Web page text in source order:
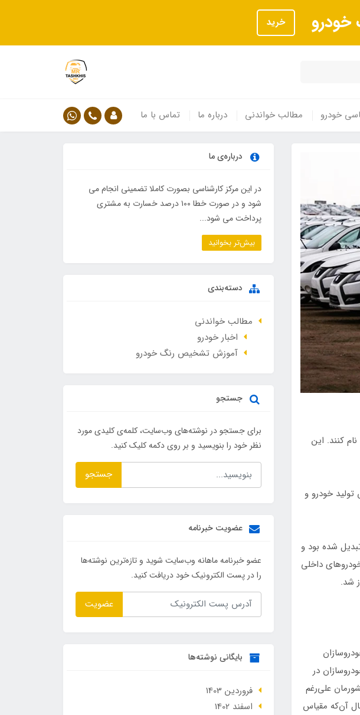
خرید
خودرو مطالب خواندنی درباره ما تماس با ما
کنند. این
خودرو و
شده بود و
داخلی
شد.
خودروسازان
در
علی‌رغم
تقلیل یافته بود، حال آن‌که مقیاس
درباره‌ی ما
در این مرکز کارشناسی بصورت کاملا تضمینی انجام می
شود و در صورت خطا ۱۰۰ درصد خسارت به مشتری
پرداخت می شود...
بیش‌تر بخوانید
دسته‌بندی
مطالب خواندنی
اخبار خودرو
آموزش تشخیص رنگ خودرو
جستجو
برای جستجو در نوشته‌های وب‌سایت، کلمه‌ی کلیدی مورد
نظر خود را بنویسید و بر روی دکمه کلیک کنید.
جستجو
عضویت خبرنامه
عضو خبرنامه ماهانه وب‌سایت شوید و تازه‌ترین نوشته‌ها
را در پست الکترونیک خود دریافت کنید.
عضویت
بایگانی نوشته‌ها
فروردین 1403
اسفند 1402